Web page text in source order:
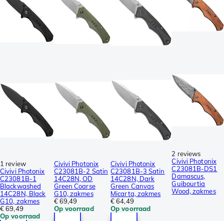
1 review
Civivi Photonix
C23081B-1
Blackwashed
14C28N, Black
G10, zakmes
€ 69,49
Op voorraad
Civivi Photonix
C23081B-2 Satin
14C28N, OD
Green Coarse
G10, zakmes
€ 69,49
Op voorraad
Civivi Photonix
C23081B-3 Satin
14C28N, Dark
Green Canvas
Micarta, zakmes
€ 64,49
Op voorraad
2 reviews
Civivi Photonix
C23081B-DS1
Damascus,
Guibourtia
Wood, zakmes